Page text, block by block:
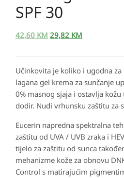
SPF 30
42,60 KM 29,82 KM
Učinkovita je koliko i ugodna
lagana gel krema za sunčanje
0% masnog sjaja i ostavlja
dodir. Nudi vrhunsku zaštitu za
Eucerin napredna spektralna
zaštitu od UVA / UVB zraka i
tijelo za zaštitu od sunca
mehanizme kože za obnovu
Control s matirajućim